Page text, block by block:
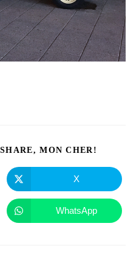
MON CHER!
X
WhatsApp